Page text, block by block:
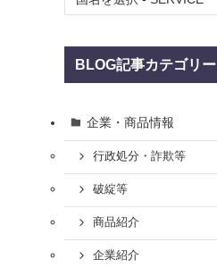
BLOG記事カテゴリー
企業・商品情報
行政処分・詐欺等
破綻等
商品紹介
企業紹介